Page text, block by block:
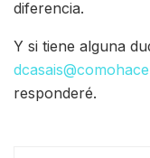
diferencia.
Y si tiene alguna
responderé.